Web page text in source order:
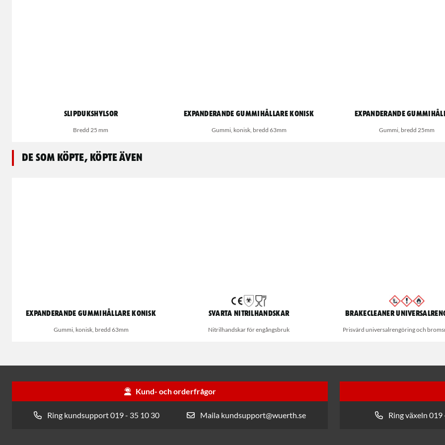
Slipdukshylsor
Bredd 25 mm
Expanderande gummihållare konisk
Gummi, konisk, bredd 63mm
Expanderande
Gummi, bredd 25mm
De som köpte, köpte även
Expanderande gummihållare konisk
Gummi, konisk, bredd 63mm
Svarta nitrilhandskar
Nitrilhandskar för engångsbruk
Brakecleaner
Prisvärd universalrengöring och
Kund- och orderfrågor
Ring kundsupport 019 - 35 10 30 Maila kundsupport@wuerth.se Ring växeln 019